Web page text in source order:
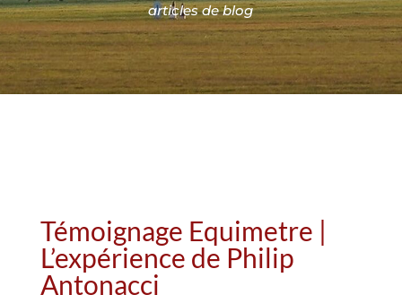
articles de blog
Témoignage Equimetre |
L’expérience de Philip
Antonacci